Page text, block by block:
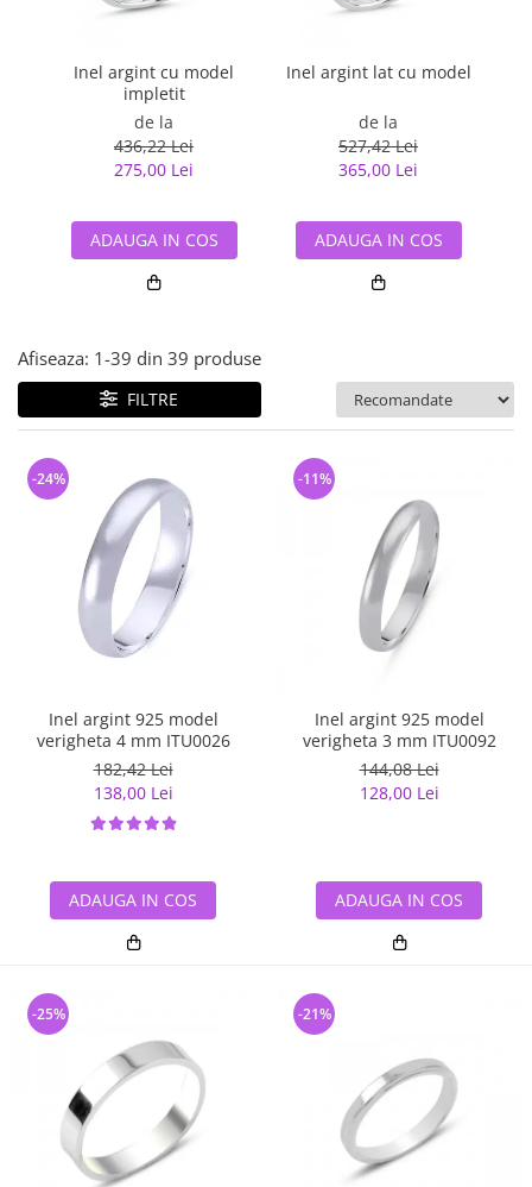
Bijuterii argint placat cu aur
Bijuterii argint cu diverse
Bijuterii argint cu murano
Bijuterii gotice si rock
Bijuterii Handmade
Bijuterii fantezie
Casete si cutii de bijuterii
Bijuterii tungsten
Accesorii Piele
bijuterii argint
Inel argint cu model
impletit
de la
436,22 Lei
275,00 Lei
ADAUGA IN COS
Inel argint lat cu model
de la
527,42 Lei
365,00 Lei
ADAUGA IN COS
Afiseaza: 1-39 din 39 produse
FILTRE
Inel argint 925 model
verigheta 4 mm ITU0026
182,42 Lei
138,00 Lei
-24%
ADAUGA IN COS
Inel argint 925 model
verigheta 3 mm ITU0092
144,08 Lei
128,00 Lei
-11%
ADAUGA IN COS
-25% -21%